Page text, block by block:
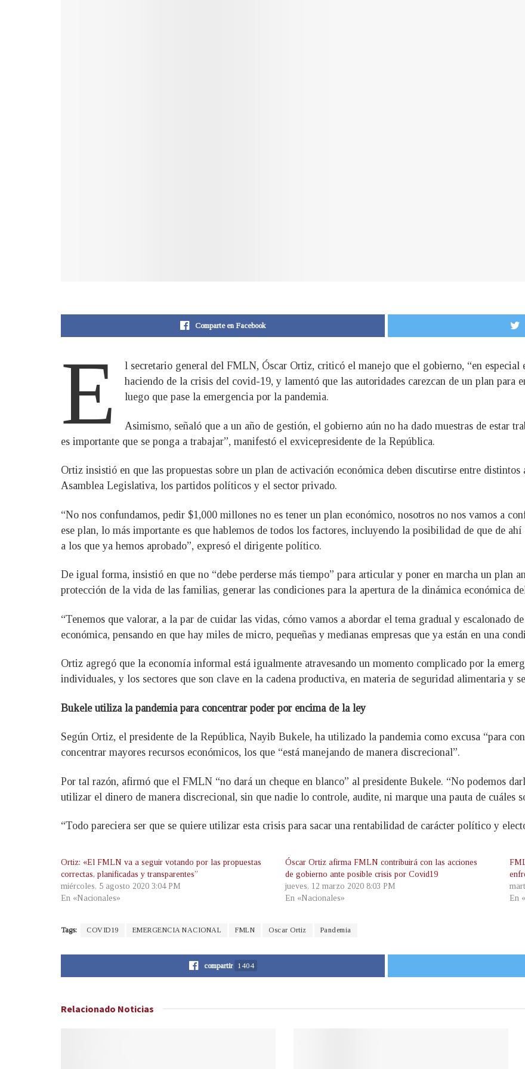
Comparte en Facebook
E
l secretario general del FMLN, Óscar Ortiz, criticó el manejo que el gobierno, “en especial
haciendo de la crisis del covid-19, y lamentó que las autoridades carezcan de un plan para
luego que pase la emergencia por la pandemia.
Asimismo, señaló que a un año de gestión, el gobierno aún no ha dado muestras de estar
es importante que se ponga a trabajar”, manifestó el exvicepresidente de la República.
Ortiz insistió en que las propuestas sobre un plan de activación económica deben discutirse entre
Asamblea Legislativa, los partidos políticos y el sector privado.
“No nos confundamos, pedir $1,000 millones no es tener un plan económico, nosotros no nos vamos a
ese plan, lo más importante es que hablemos de todos los factores, incluyendo la posibilidad de que de
a los que ya hemos aprobado”, expresó el dirigente político.
De igual forma, insistió en que no “debe perderse más tiempo” para articular y poner en marcha un plan
protección de la vida de las familias, generar las condiciones para la apertura de la dinámica económica
“Tenemos que valorar, a la par de cuidar las vidas, cómo vamos a abordar el tema gradual y escalonado
económica, pensando en que hay miles de micro, pequeñas y medianas empresas que ya están en una
Ortiz agregó que la economía informal está igualmente atravesando un momento complicado por la
individuales, y los sectores que son clave en la cadena productiva, en materia de seguridad alimentaria y
Bukele utiliza la pandemia para concentrar poder por encima de la ley
Según Ortiz, el presidente de la República, Nayib Bukele, ha utilizado la pandemia como excusa “para
concentrar mayores recursos económicos, los que “está manejando de manera discrecional”.
Por tal razón, afirmó que el FMLN “no dará un cheque en blanco” al presidente Bukele. “No podemos
utilizar el dinero de manera discrecional, sin que nadie lo controle, audite, ni marque una pauta de cuáles
“Todo pareciera ser que se quiere utilizar esta crisis para sacar una rentabilidad de carácter político y
Ortiz: «El FMLN va a seguir votando por las propuestas
correctas, planificadas y transparentes”
miércoles, 5 agosto 2020 3:04 PM
En «Nacionales»
Óscar Ortiz afirma FMLN contribuirá con las acciones
de gobierno ante posible crisis por Covid19
jueves, 12 marzo 2020 8:03 PM
En «Nacionales»
En
Tags: COVID19 EMERGENCIA NACIONAL FMLN Oscar Ortiz Pandemia
compartir 1404
Relacionado Noticias